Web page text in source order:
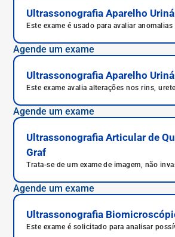
Ultrassonografia Aparelho
Este exame é usado para avaliar
Agende um exame
Ultrassonografia Aparelho
Este exame avalia alterações nos rins,
presença de cálculos ou tumores.
Agende um exame
Ultrassonografia Articular de
Graf
Trata-se de um exame de imagem, não
Agende um exame
Ultrassonografia
Este exame é solicitado para analisar